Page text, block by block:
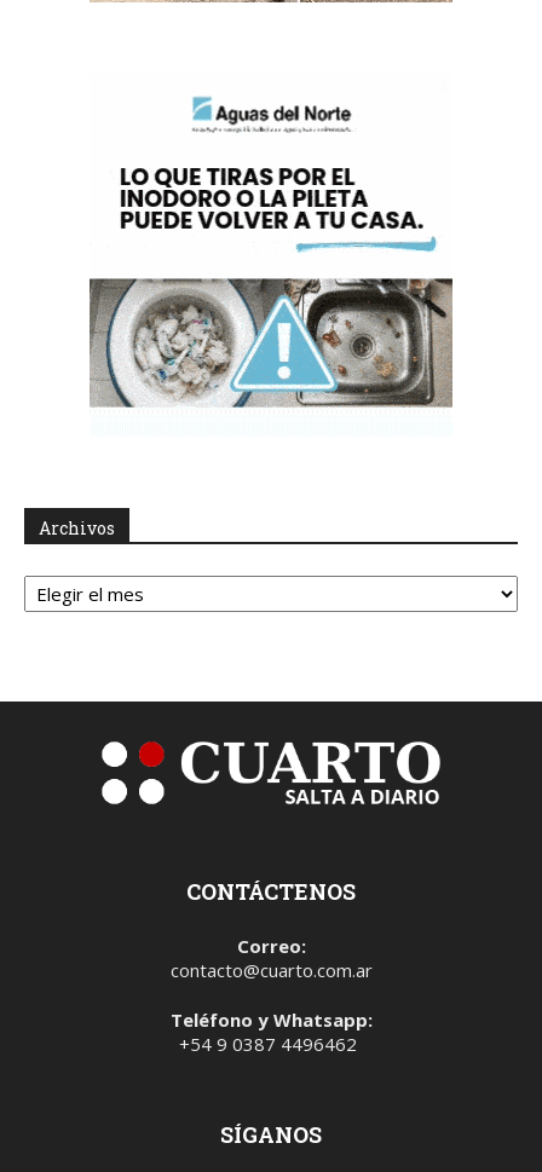
Archivos
Archivos
CONTÁCTENOS
Correo:
contacto@cuarto.com.ar
Teléfono y Whatsapp:
+54 9 0387 4496462
SÍGANOS